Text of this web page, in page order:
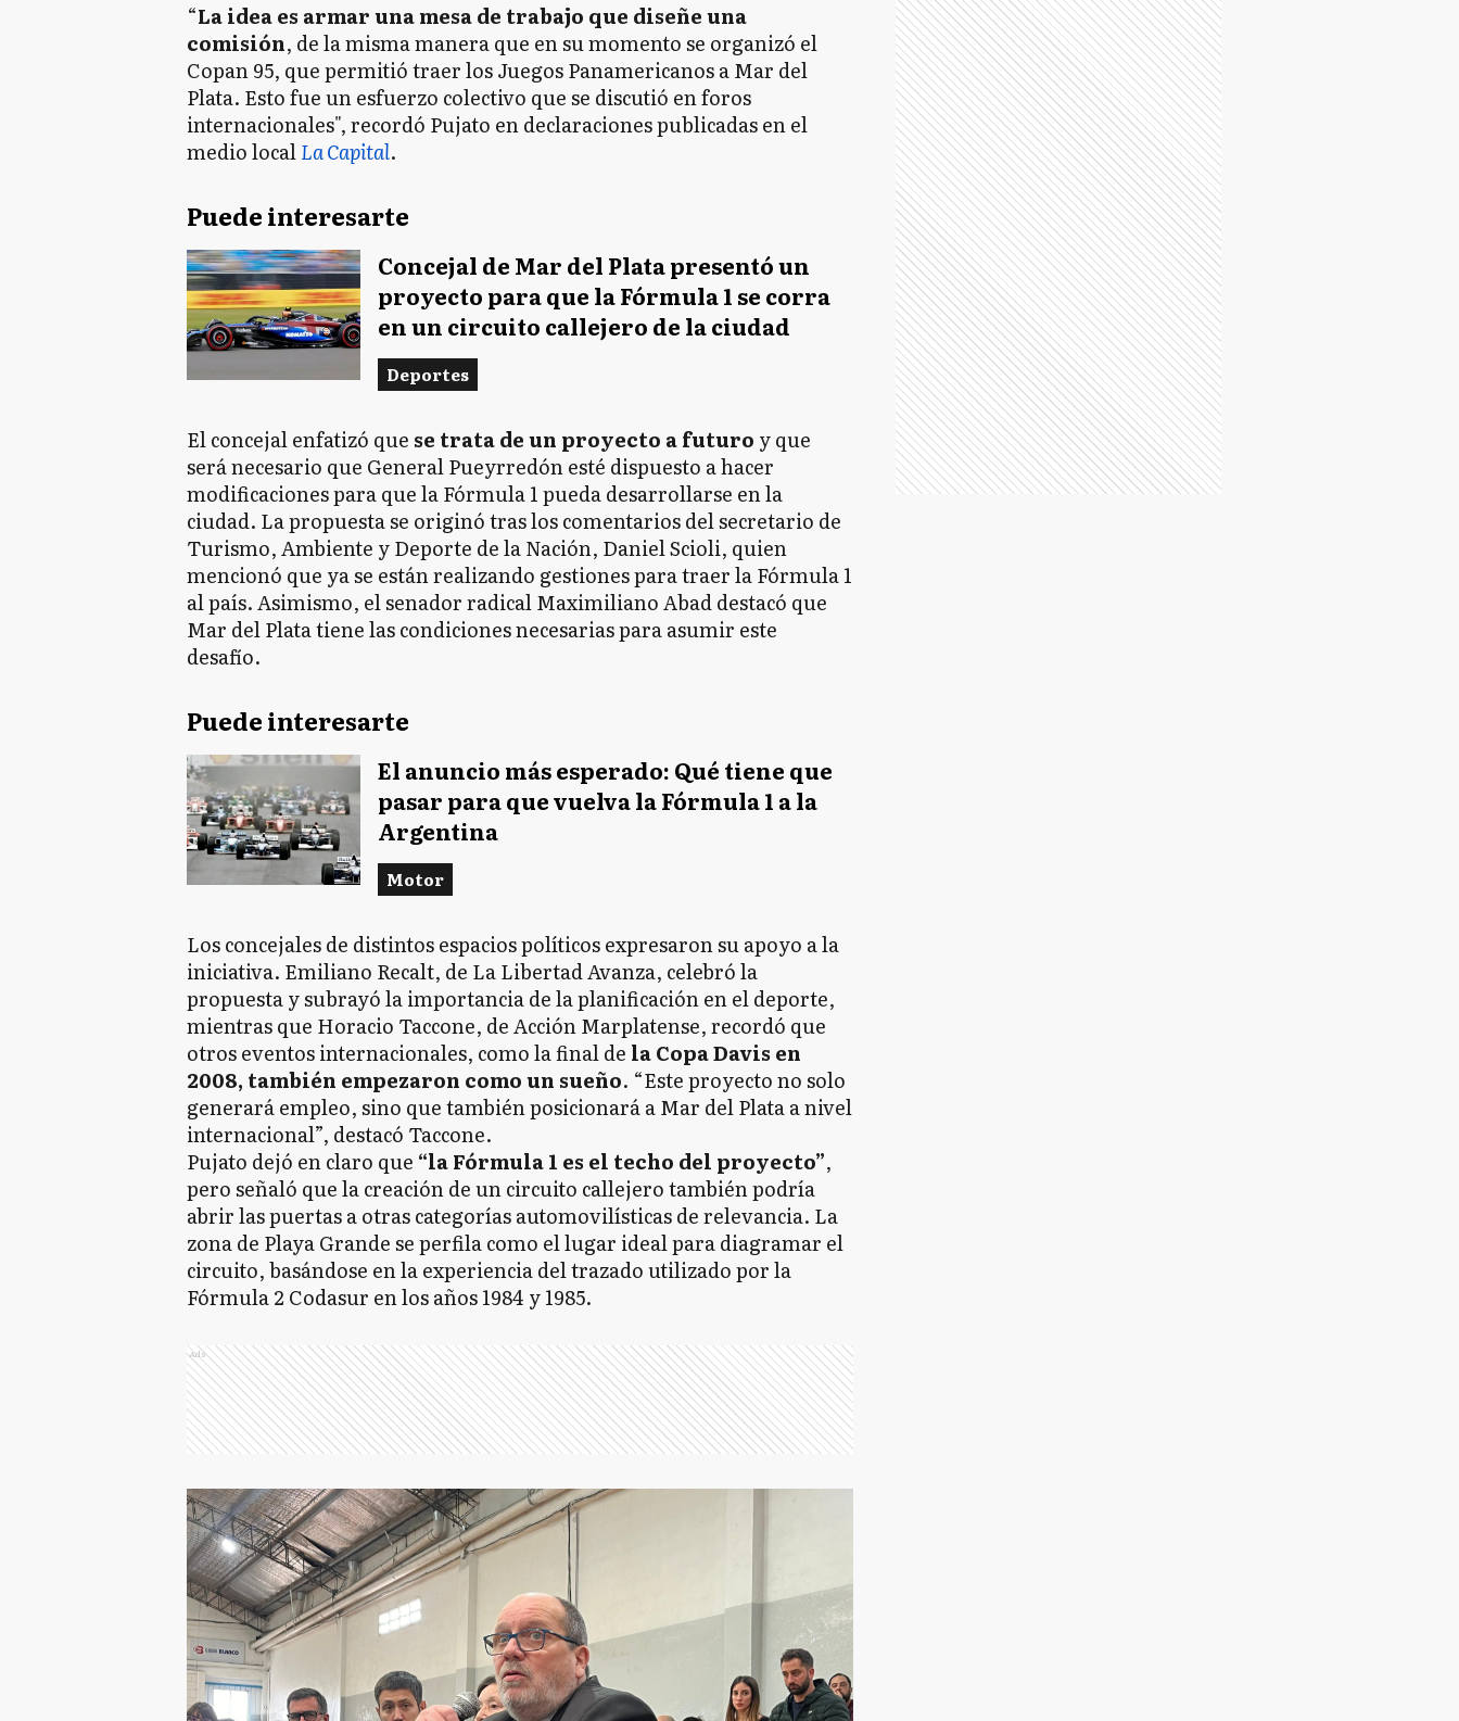
“La idea es armar una mesa de trabajo que diseñe una
comisión, de la misma manera que en su momento se organizó el
Copan 95, que permitió traer los Juegos Panamericanos a Mar del
Plata. Esto fue un esfuerzo colectivo que se discutió en foros
internacionales", recordó Pujato en declaraciones publicadas en el
medio localLa Capital.
Puede interesarte
Concejal de Mar del Plata presentó un
proyecto para que la Fórmula 1 se corra
en un circuito callejero de la ciudad
Deportes
El concejal enfatizó que se trata de un proyecto a futuro y que
será necesario que General Pueyrredón esté dispuesto a hacer
modificaciones para que la Fórmula 1 pueda desarrollarse en la
ciudad. La propuesta se originó tras los comentarios del secretario de
Turismo, Ambiente y Deporte de la Nación, Daniel Scioli, quien
mencionó que ya se están realizando gestiones para traer la Fórmula 1
al país. Asimismo, el senador radical Maximiliano Abad destacó que
Mar del Plata tiene las condiciones necesarias para asumir este
desafío.
Puede interesarte
El anuncio más esperado: Qué tiene que
pasar para que vuelva la Fórmula 1 a la
Argentina
Motor
Los concejales de distintos espacios políticos expresaron su apoyo a la
iniciativa. Emiliano Recalt, de La Libertad Avanza, celebró la
propuesta y subrayó la importancia de la planificación en el deporte,
mientras que Horacio Taccone, de Acción Marplatense, recordó que
otros eventos internacionales, como la final de la Copa Davis en
2008, también empezaron como un sueño. “Este proyecto no solo
generará empleo, sino que también posicionará a Mar del Plata a nivel
internacional”, destacó Taccone.
Pujato dejó en claro que “la Fórmula 1 es el techo del proyecto”,
pero señaló que la creación de un circuito callejero también podría
abrir las puertas a otras categorías automovilísticas de relevancia. La
zona de Playa Grande se perfila como el lugar ideal para diagramar el
circuito, basándose en la experiencia del trazado utilizado por la
Fórmula 2 Codasur en los años 1984 y 1985.
Ads